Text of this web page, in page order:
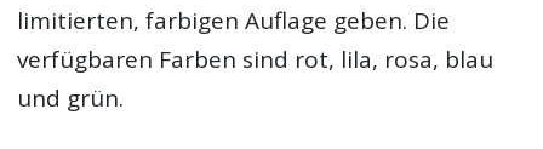
limitierten, farbigen Auflage geben. Die
verfügbaren Farben sind rot, lila, rosa, blau
und grün.